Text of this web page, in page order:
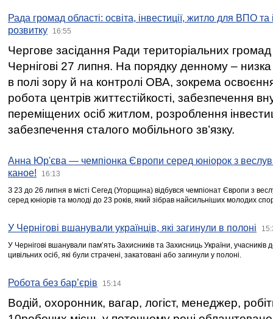
Рада громад області: освіта, інвестиції, житло для ВПО
розвитку
16:55
Чергове засідання Ради територіальних громад
Чернігові 27 липня. На порядку денному –
в полі зору й на контролі ОВА, зокрема освоєння
робота центрів життєстійкості, забезпечення
переміщених осіб житлом, розроблення
забезпечення сталого мобільного зв’язку.
Анна Юр'єва — чемпіонка Європи серед юніорок з
каное!
16:13
З 23 до 26 липня в місті Сегед (Угорщина) відбувся чемпіонат Європи з
серед юніорів та молоді до 23 років, який зібрав найсильніших молодих
У Чернігові вшанували українців, які загинули в полоні
У Чернігові вшанували пам’ять Захисників та Захисниць України,
цивільних осіб, які були страчені, закатовані або загинули у полоні.
Робота без бар’єрів 15:14
Водій, охоронник, вагар, логіст, менеджер,